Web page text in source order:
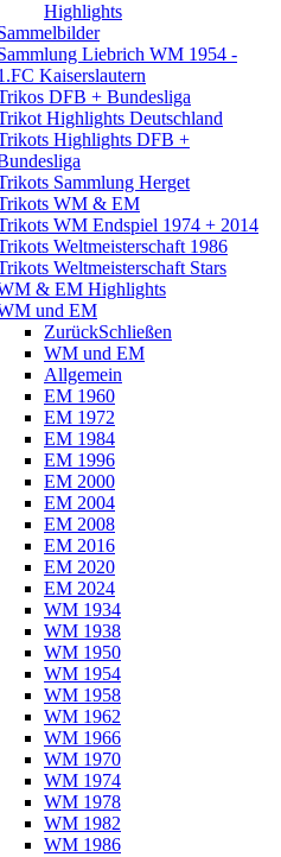
Highlights
Liebrich WM 1954 -
Kaiserslautern
DFB + Bundesliga
Highlights Deutschland
Highlights DFB +
Sammlung Herget
WM & EM
WM Endspiel 1974 + 2014
Weltmeisterschaft 1986
Weltmeisterschaft Stars
& EM Highlights
und EM
ZurückSchließen
WM und EM
Allgemein
EM 1960
EM 1972
EM 1984
EM 1996
EM 2000
EM 2004
EM 2008
EM 2016
EM 2020
EM 2024
WM 1934
WM 1938
WM 1950
WM 1954
WM 1958
WM 1962
WM 1966
WM 1970
WM 1974
WM 1978
WM 1982
WM 1986